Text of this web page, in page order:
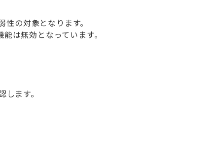
の対象となります。
は無効となっています。
ます。